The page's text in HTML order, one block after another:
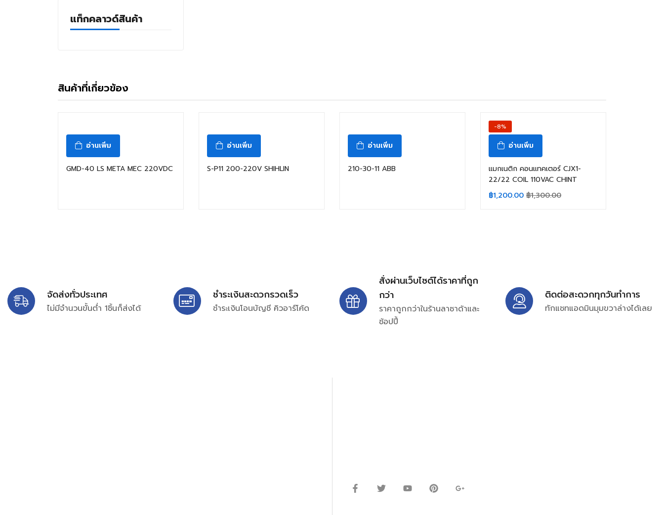
แท็กคลาวด์สินค้า
สินค้าที่เกี่ยวข้อง
อ่านเพิ่ม
GMD-40 LS META MEC 220VDC
อ่านเพิ่ม
S-P11 200-220V SHIHLIN
อ่านเพิ่ม
210-30-11 ABB
-8%
อ่านเพิ่ม
แมกเนติก คอนแทคเตอร์ CJX1-
22/22 COIL 110VAC CHINT
฿1,200.00 ฿1,300.00
จัดส่งทั่วประเทศ
ไม่มีจำนวนขั้นต่ำ 1ชิ้นก็ส่งได้
ชำระเงินสะดวกรวดเร็ว
ชำระเงินโอนบัญชี คิวอาร์โค้ด
สั่งผ่านเว็บไซต์ได้ราคาที่ถูก
กว่า
ราคาถูกกว่าในร้านลาซาด้าและ
ช้อปปี้
ติดต่อสะดวกทุกวันทำการ
ทักแชทแอดมินมุมขวาล่างได้เลย